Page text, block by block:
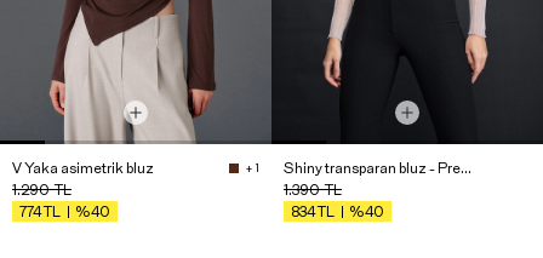
V Yaka asimetrik bluz + 1
1.290TL
774TL %40
Shiny transparan bluz - Premium Collection
1.390TL
834TL %40